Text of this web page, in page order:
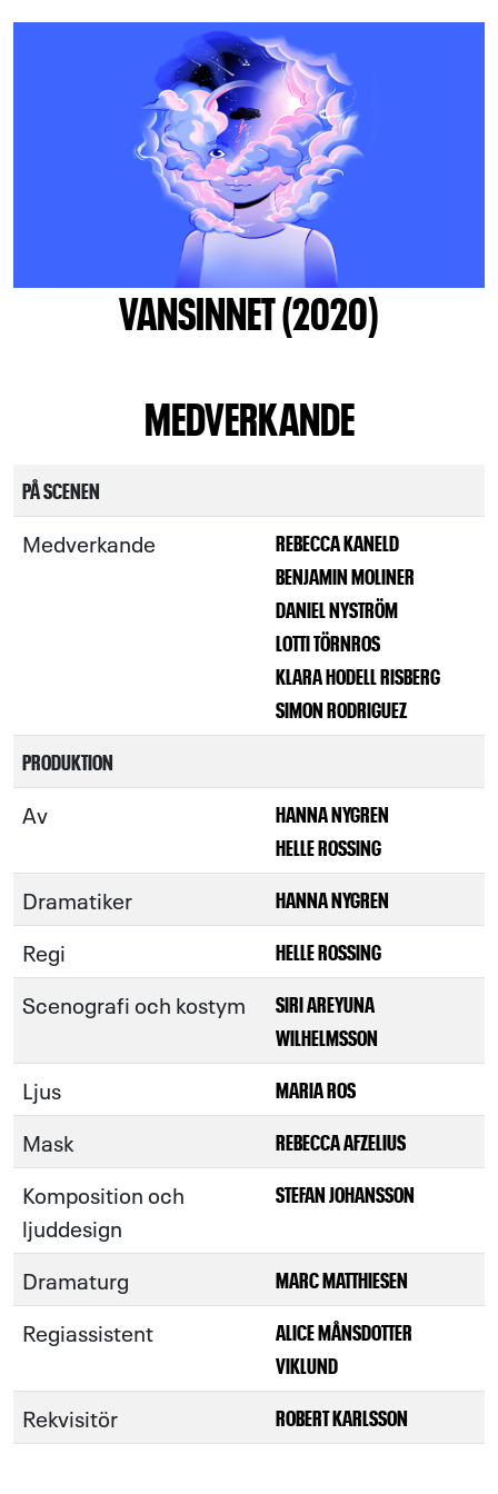
VANSINNET (2020)
MEDVERKANDE
PÅ SCENEN
Medverkande
REBECCA KANELD
BENJAMIN MOLINER
DANIEL NYSTRÖM
LOTTI TÖRNROS
KLARA HODELL RISBERG
SIMON RODRIGUEZ
PRODUKTION
Av
HANNA NYGREN
HELLE ROSSING
Dramatiker HANNA NYGREN
Regi HELLE ROSSING
Scenografi och kostym
SIRI AREYUNA
WILHELMSSON
Ljus MARIA ROS
Mask REBECCA AFZELIUS
Komposition och
ljuddesign
STEFAN JOHANSSON
Dramaturg MARC MATTHIESEN
Regiassistent
ALICE MÅNSDOTTER
VIKLUND
Rekvisitör ROBERT KARLSSON